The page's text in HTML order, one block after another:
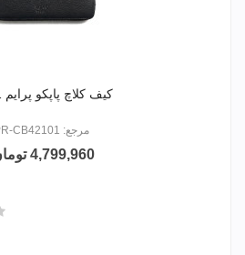
کیف کلاچ پاپکو پرایم CB01
مرجع: PR-CB42101
4,799,960 تومان